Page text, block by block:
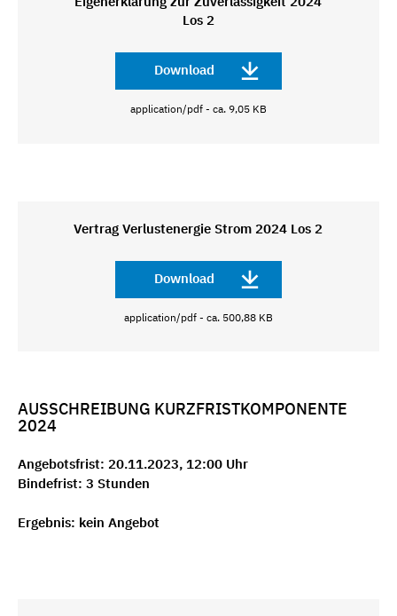
Los 2
Download
application/pdf - ca. 9,05 KB
Vertrag Verlustenergie Strom 2024 Los 2
Download
application/pdf - ca. 500,88 KB
AUSSCHREIBUNG KURZFRISTKOMPONENTE
2024
Angebotsfrist: 20.11.2023, 12:00 Uhr
Bindefrist: 3 Stunden
Ergebnis: kein Angebot